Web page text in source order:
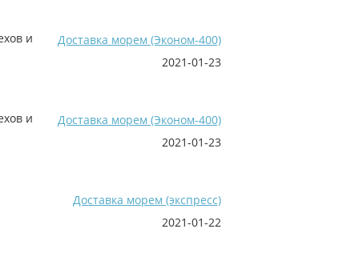
Доставка морем (Эконом-400)
2021-01-23
и
Доставка морем (Эконом-400)
2021-01-23
и
Доставка морем (экспресс)
2021-01-22